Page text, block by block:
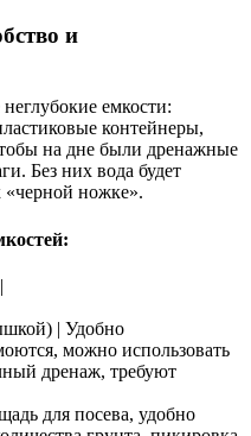
и
емкости:
контейнеры,
на дне были дренажные
Без них вода будет
«черной ножке».
| Удобно
можно использовать
дренаж, требуют
для посева, удобно